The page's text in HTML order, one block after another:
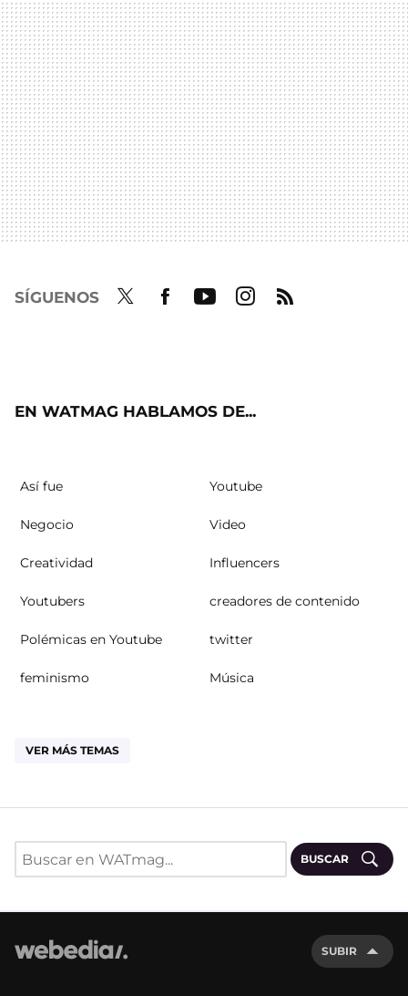
SÍGUENOS
EN WATMAG HABLAMOS DE...
Así fue Youtube
Negocio Video
Creatividad Influencers
Youtubers creadores de contenido
Polémicas en Youtube twitter
feminismo Música
VER MÁS TEMAS
BUSCAR
SUBIR